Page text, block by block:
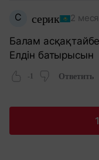
С серик 2
Балам
Елдін батырысын
-1 Ответить